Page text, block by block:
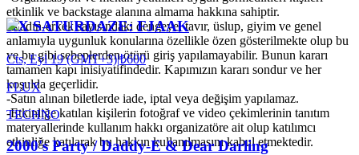
etkinlik ve backstage alanına almama hakkına sahiptir.
-Kadın-erkek sayısındaki dengeye, tavır, üslup, giyim ve genel
anlamıyla uygunluk konularına özellikle özen gösterilmekte olup bu
ve bu gibi sebeplerden ötürü giriş yapılamayabilir. Bunun kararı
tamamen kapı inisiyatifindedir. Kapımızın kararı sondur ve her
koşulda geçerlidir.
-Satın alınan biletlerde iade, iptal veya değişim yapılamaz.
-Etkinliğe katılan kişilerin fotoğraf ve video çekimlerinin tanıtım
materyallerinde kullanım hakkı organizatöre ait olup katılımcı
etkinliğe katılarak bu hakkın kullanılmasını kabul etmektedir.
RX SATURDAZE: FJAAK
Cts, Eyl 19 (GMT+3)|₺600
FLUX
TECHNO
2000's Party / Daddy-E & Dear Darling